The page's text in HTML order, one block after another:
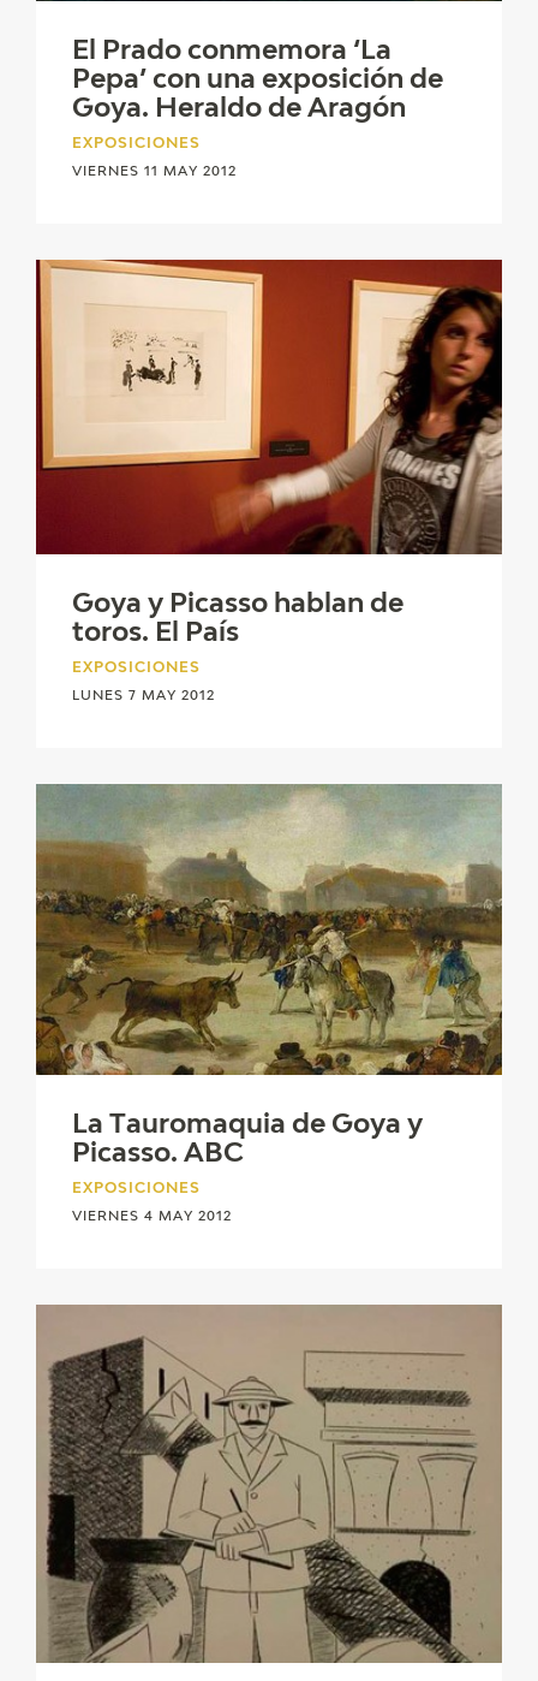
El Prado conmemora ‘La
Pepa’ con una exposición de
Goya. Heraldo de Aragón
EXPOSICIONES
VIERNES 11 MAY 2012
Goya y Picasso hablan de
toros. El País
EXPOSICIONES
LUNES 7 MAY 2012
La Tauromaquia de Goya y
Picasso. ABC
EXPOSICIONES
VIERNES 4 MAY 2012